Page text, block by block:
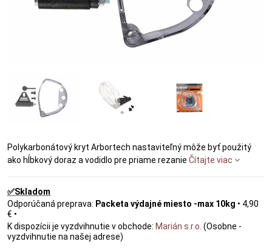
Polykarbonátový kryt Arbortech nastaviteľný môže byť použitý
ako hĺbkový doraz a vodidlo pre priame rezanie Čítajte viac
✅Skladom
Packeta výdajné miesto -max 10kg • 4,90
€ •
Marián s.r.o. (Osobne -
vyzdvihnutie na našej adrese)